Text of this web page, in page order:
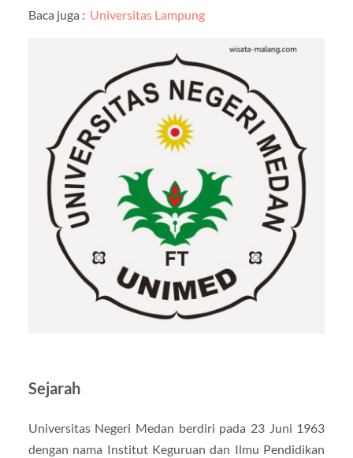
Baca juga : Universitas Lampung
Sejarah
Universitas Negeri Medan berdiri pada 23 Juni 1963
dengan nama Institut Keguruan dan Ilmu Pendidikan